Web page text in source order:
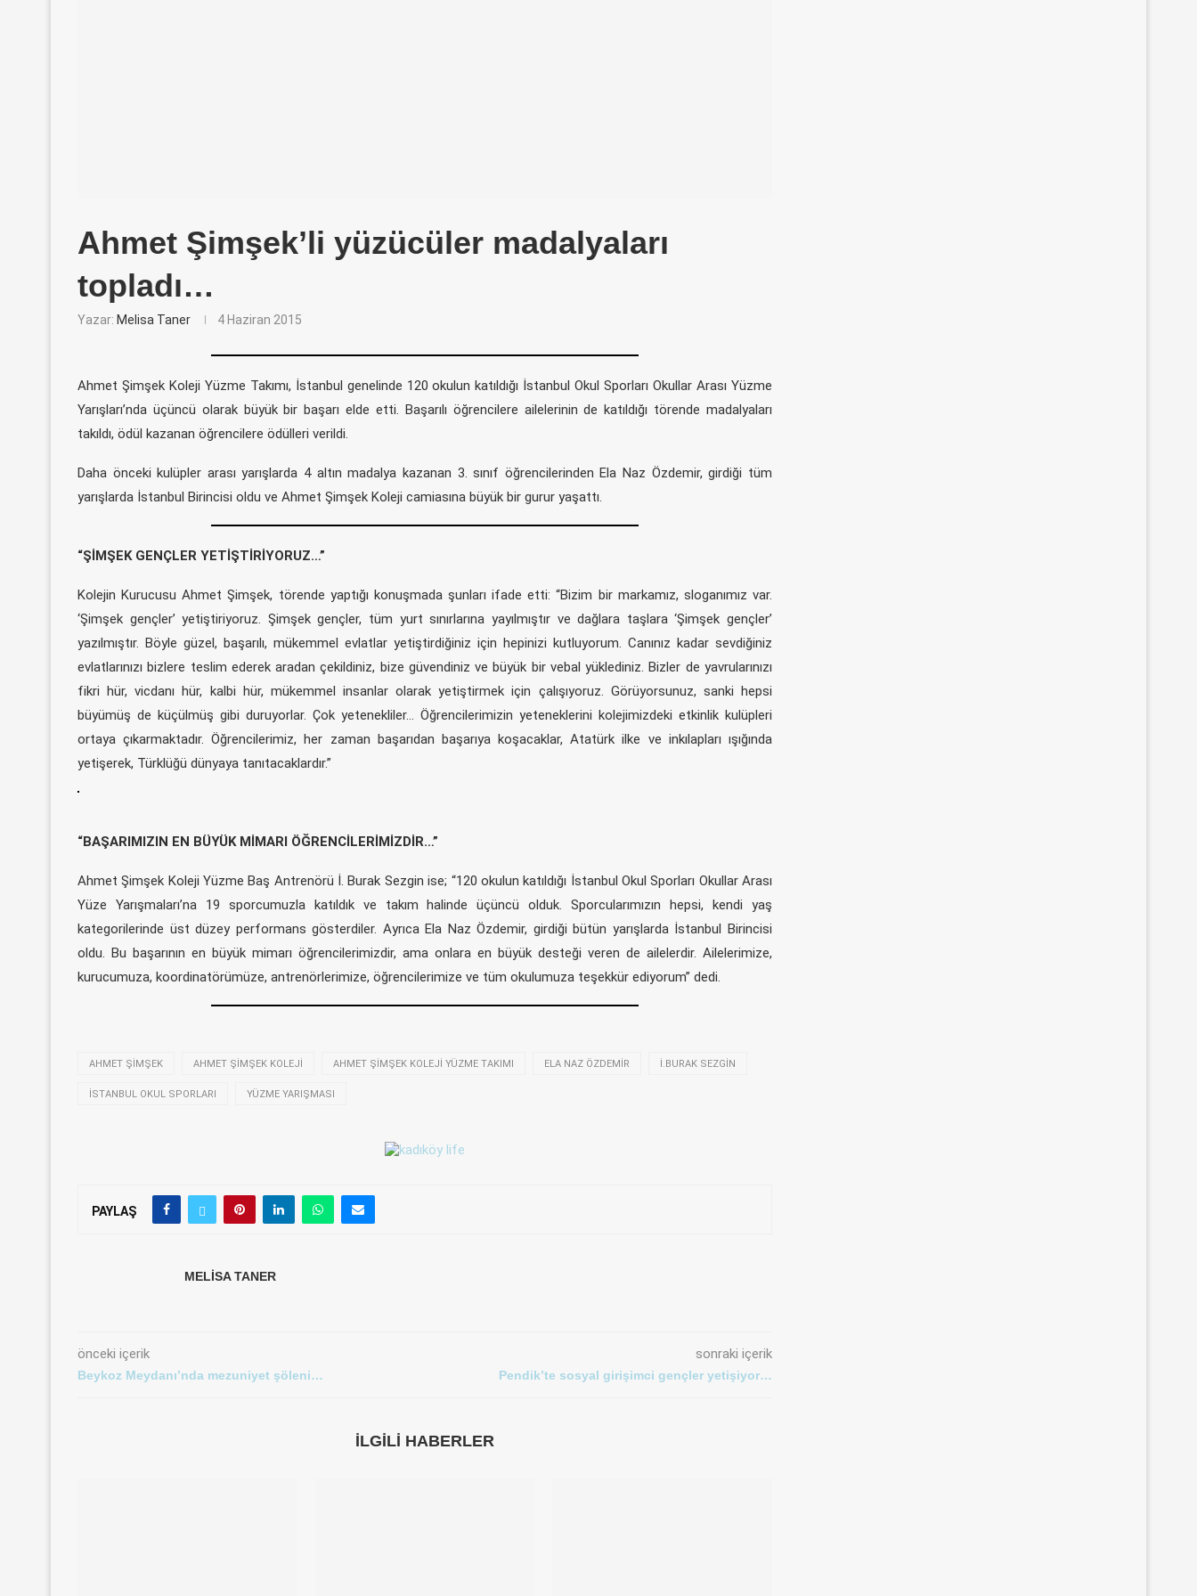
Ahmet Şimşek’li yüzücüler madalyaları
topladı…
Yazar: Melisa Taner 4 Haziran 2015
Ahmet Şimşek Koleji Yüzme Takımı, İstanbul genelinde 120 okulun katıldığı İstanbul Okul Sporları Okullar Arası Yüzme
Yarışları’nda üçüncü olarak büyük bir başarı elde etti. Başarılı öğrencilere ailelerinin de katıldığı törende madalyaları
takıldı, ödül kazanan öğrencilere ödülleri verildi.
Daha önceki kulüpler arası yarışlarda 4 altın madalya kazanan 3. sınıf öğrencilerinden Ela Naz Özdemir, girdiği tüm
yarışlarda İstanbul Birincisi oldu ve Ahmet Şimşek Koleji camiasına büyük bir gurur yaşattı.
“ŞİMŞEK GENÇLER YETİŞTİRİYORUZ…”
Kolejin Kurucusu Ahmet Şimşek, törende yaptığı konuşmada şunları ifade etti: “Bizim bir markamız, sloganımız var.
‘Şimşek gençler’ yetiştiriyoruz. Şimşek gençler, tüm yurt sınırlarına yayılmıştır ve dağlara taşlara ‘Şimşek gençler’
yazılmıştır. Böyle güzel, başarılı, mükemmel evlatlar yetiştirdiğiniz için hepinizi kutluyorum. Canınız kadar sevdiğiniz
evlatlarınızı bizlere teslim ederek aradan çekildiniz, bize güvendiniz ve büyük bir vebal yüklediniz. Bizler de yavrularınızı
fikri hür, vicdanı hür, kalbi hür, mükemmel insanlar olarak yetiştirmek için çalışıyoruz. Görüyorsunuz, sanki hepsi
büyümüş de küçülmüş gibi duruyorlar. Çok yetenekliler… Öğrencilerimizin yeteneklerini kolejimizdeki etkinlik kulüpleri
ortaya çıkarmaktadır. Öğrencilerimiz, her zaman başarıdan başarıya koşacaklar, Atatürk ilke ve inkılapları ışığında
yetişerek, Türklüğü dünyaya tanıtacaklardır.”
“BAŞARIMIZIN EN BÜYÜK MİMARI ÖĞRENCİLERİMİZDİR…”
Ahmet Şimşek Koleji Yüzme Baş Antrenörü İ. Burak Sezgin ise; “120 okulun katıldığı İstanbul Okul Sporları Okullar Arası
Yüze Yarışmaları’na 19 sporcumuzla katıldık ve takım halinde üçüncü olduk. Sporcularımızın hepsi, kendi yaş
kategorilerinde üst düzey performans gösterdiler. Ayrıca Ela Naz Özdemir, girdiği bütün yarışlarda İstanbul Birincisi
oldu. Bu başarının en büyük mimarı öğrencilerimizdir, ama onlara en büyük desteği veren de ailelerdir. Ailelerimize,
kurucumuza, koordinatörümüze, antrenörlerimize, öğrencilerimize ve tüm okulumuza teşekkür ediyorum” dedi.
AHMET ŞIMŞEK AHMET ŞIMŞEK KOLEJI AHMET ŞIMŞEK KOLEJI YÜZME TAKIMI ELA NAZ ÖZDEMIR İ.BURAK SEZGIN
İSTANBUL OKUL SPORLARI YÜZME YARIŞMASI
PAYLAŞ
MELISA TANER
önceki içerik
Beykoz Meydanı’nda mezuniyet şöleni…
sonraki içerik
Pendik’te sosyal girişimci gençler yetişiyor…
İLGILI HABERLER